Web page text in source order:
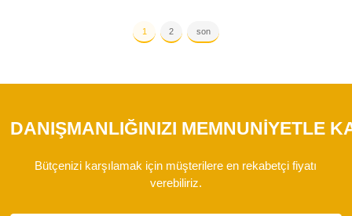
1 2 son
DANIŞMANLIĞINIZI MEMNUNIYETLE
Bütçenizi karşılamak için müşterilere en rekabetçi fiyatı
verebiliriz.